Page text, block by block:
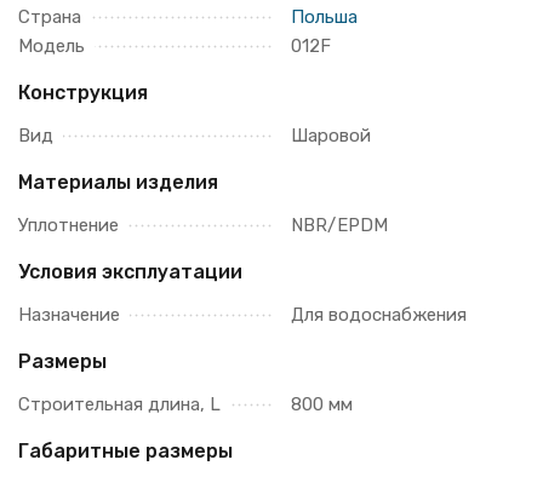
Страна
Польша
Модель
012F
Конструкция
Вид Шаровой
Материалы изделия
Уплотнение NBR/EPDM
Условия эксплуатации
Назначение Для водоснабжения
Размеры
Строительная длина, L 800 мм
Габаритные размеры